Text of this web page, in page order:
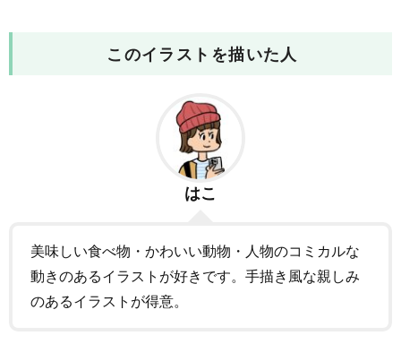
このイラストを描いた人
はこ
美味しい食べ物・かわいい動物・人物のコミカルな
動きのあるイラストが好きです。手描き風な親しみ
のあるイラストが得意。